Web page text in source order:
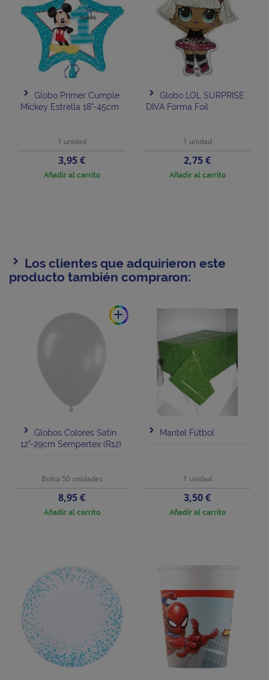
Globo Primer Cumple
Mickey Estrella 18"-45cm
1 unidad
Precio
3,95 €
Añadir al carrito
Globo LOL SURPRISE
DIVA Forma Foil
1 unidad
Precio
2,75 €
Añadir al carrito
Los clientes que adquirieron este
producto también compraron:
add
Globos Colores Satin
12"-29cm Sempertex (R12)
Bolsa 50 unidades
Precio
8,95 €
Añadir al carrito
Mantel Fútbol
1 unidad
Precio
3,50 €
Añadir al carrito